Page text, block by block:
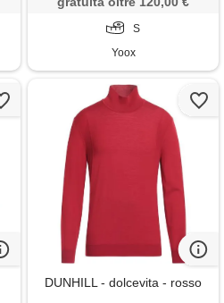
S
Yoox
DUNHILL - dolcevita - rosso